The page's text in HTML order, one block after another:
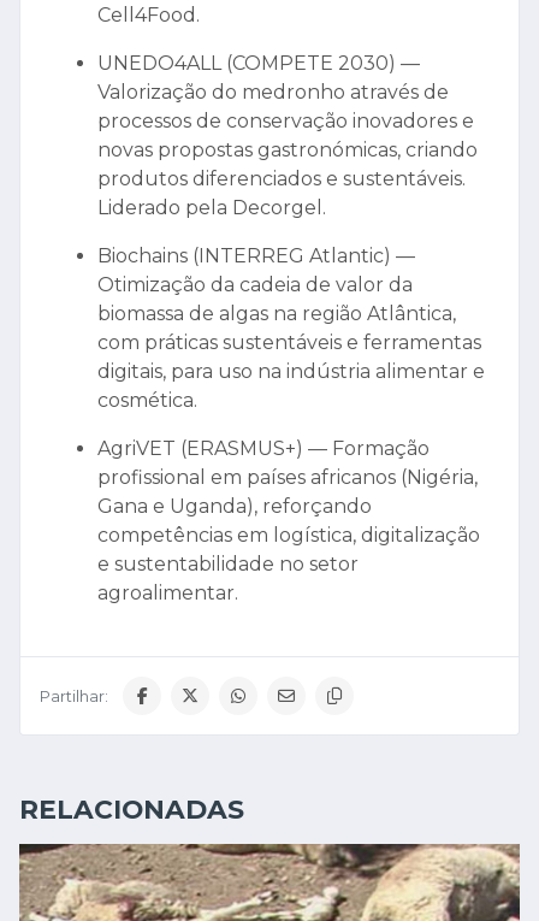
Cell4Food.
UNEDO4ALL (COMPETE 2030) —
Valorização do medronho através de
processos de conservação inovadores e
novas propostas gastronómicas, criando
produtos diferenciados e sustentáveis.
Liderado pela Decorgel.
Biochains (INTERREG Atlantic) —
Otimização da cadeia de valor da
biomassa de algas na região Atlântica,
com práticas sustentáveis e ferramentas
digitais, para uso na indústria alimentar e
cosmética.
AgriVET (ERASMUS+) — Formação
profissional em países africanos (Nigéria,
Gana e Uganda), reforçando
competências em logística, digitalização
e sustentabilidade no setor
agroalimentar.
Partilhar:
RELACIONADAS